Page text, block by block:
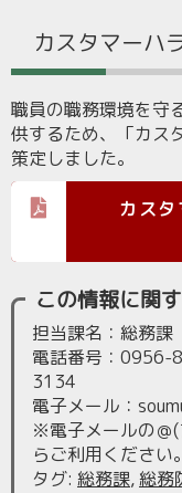
カスタマーハ
職員の職務環境を守
供するため、「カス
策定しました。
カス
この情報に関
担当課名：総務
電話番号：
3134
電子メール：
※電子メールの＠
らご利用ください。
タグ: 総務課,総務